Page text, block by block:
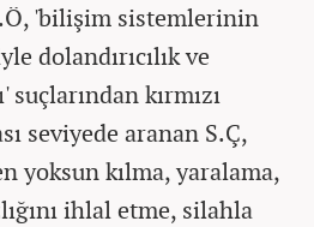
'bilişim sistemlerinin
dolandırıcılık ve
suçlarından kırmızı
seviyede aranan S.Ç,
yoksun kılma, yaralama,
ihlal etme, silahla